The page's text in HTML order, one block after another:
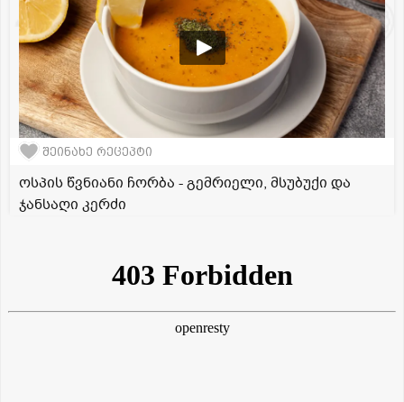
შეინახე რეცეპტი
ოსპის წვნიანი ჩორბა - გემრიელი, მსუბუქი და
ჯანსაღი კერძი